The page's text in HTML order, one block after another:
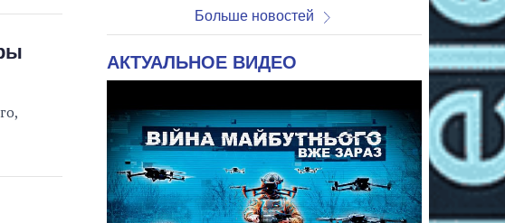
Больше новостей
АКТУАЛЬНОЕ ВИДЕО